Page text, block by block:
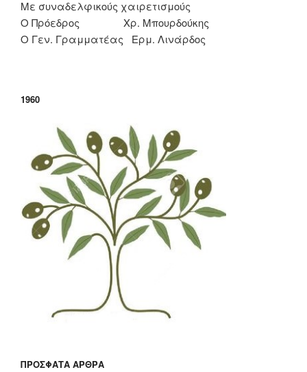
Με συναδελφικούς χαιρετισμούς
Ο Πρόεδρος Χρ. Μπουρδούκης
Ο Γεν. Γραμματέας Ερμ. Λινάρδος
1960
ΠΡΌΣΦΑΤΑ ΆΡΘΡΑ